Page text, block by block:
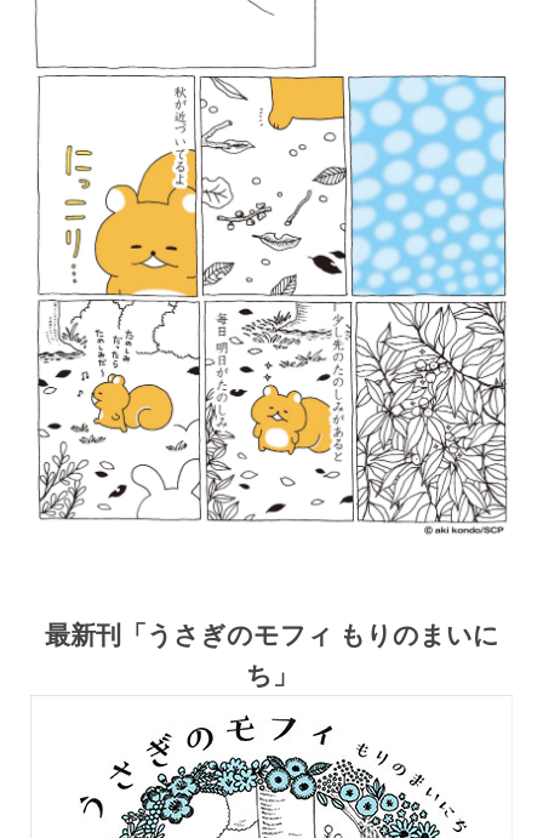
最新刊「うさぎのモフィ もりのまいに
ち」